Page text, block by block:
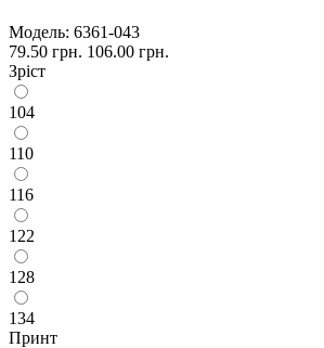
Модель: 6361-043
79.50 грн. 106.00 грн.
Зріст
104
110
116
122
128
134
Принт